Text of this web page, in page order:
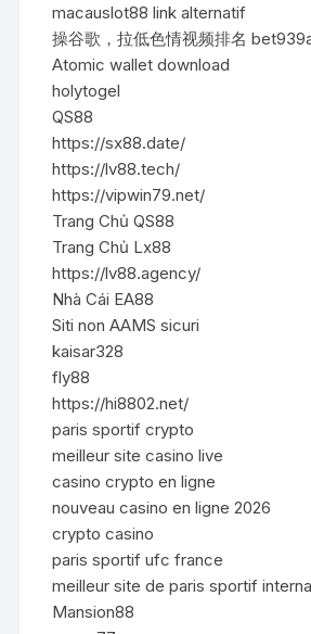
macauslot88 link alternatif
操谷歌，拉低色情视频排名
Atomic wallet download
holytogel
QS88
https://sx88.date/
https://lv88.tech/
https://vipwin79.net/
Trang Chủ QS88
Trang Chủ Lx88
https://lv88.agency/
Nhà Cái EA88
Siti non AAMS sicuri
kaisar328
fly88
https://hi8802.net/
paris sportif crypto
meilleur site casino live
casino crypto en ligne
nouveau casino en ligne 2026
crypto casino
paris sportif ufc france
meilleur site de paris sportif
Mansion88